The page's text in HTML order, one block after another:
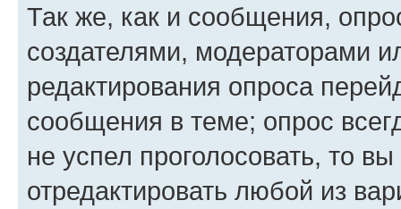
Так же, как и сообщения,
создателями, модераторами
редактирования опроса
сообщения в теме; опрос
не успел проголосовать, то
отредактировать любой из